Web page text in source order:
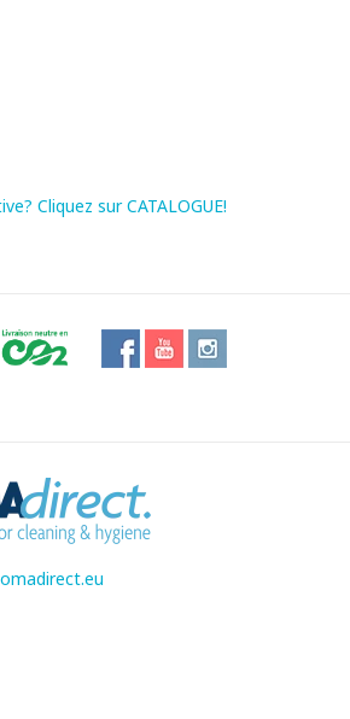
Cliquez sur CATALOGUE!